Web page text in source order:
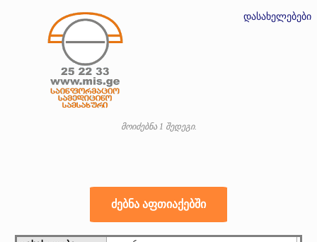
დასახელებები
მოიძებნა 1 შედეგი.